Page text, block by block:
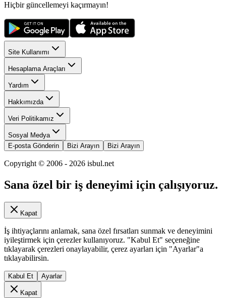
Hiçbir güncellemeyi kaçırmayın!
Site Kullanımı
Hesaplama Araçları
Yardım
Hakkımızda
Veri Politikamız
Sosyal Medya
E-posta Gönderin
Bizi Arayın Bizi Arayın
Copyright © 2006 - 2026 isbul.net
Sana özel bir iş deneyimi için çalışıyoruz.
Kapat
İş ihtiyaçlarını anlamak, sana özel fırsatları sunmak ve deneyimini
iyileştirmek için çerezler kullanıyoruz. "Kabul Et" seçeneğine
tıklayarak çerezleri onaylayabilir, çerez ayarları için "Ayarlar"a
tıklayabilirsin.
Kabul Et Ayarlar
Kapat